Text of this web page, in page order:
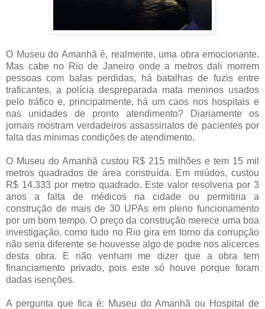
O Museu do Amanhã é, realmente, uma obra emocionante.
Mas cabe no Rio de Janeiro onde a metros dali morrem
pessoas com balas perdidas, há batalhas de fuzis entre
traficantes, a polícia despreparada mata meninos usados
pelo tráfico e, principalmente, há um caos nos hospitais e
nas unidades de pronto atendimento? Diariamente os
jornais mostram verdadeiros assassinatos de pacientes por
falta das mínimas condições de atendimento,
O Museu do Amanhã custou R$ 215 milhões e tem 15 mil
metros quadrados de área construída. Em miúdos, custou
R$ 14.333 por metro quadrado. Este valor resolveria por 3
anos a falta de médicos na cidade ou permitiria a
construção de mais de 30 UPAs em pleno funcionamento
por um bom tempo. O preço da construção merece uma boa
investigação, como tudo no Rio gira em torno da corrupção
não seria diferente se houvesse algo de podre nos alicerces
desta obra. E não venham me dizer que a obra tem
financiamento privado, pois este só houve porque foram
dadas isenções.
A pergunta que fica é: Museu do Amanhã ou Hospital de